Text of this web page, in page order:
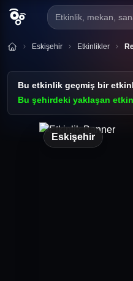
Etkinlik, mekan,
Eskişehir Etkinlikler
Bu etkinlik geçmiş bir
Bu şehirdeki yaklaşan
Eskişehir